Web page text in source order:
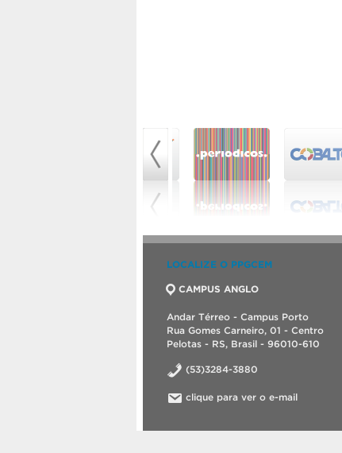
LOCALIZE O PPGCEM
CAMPUS ANGLO
Andar Térreo - Campus Porto
Rua Gomes Carneiro, 01 - Centro
Pelotas - RS, Brasil - 96010-610
(53)3284-3880
clique para ver o e-mail